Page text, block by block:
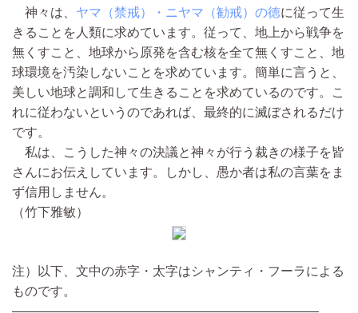
神々は、 ヤマ（禁戒）・ニヤマ（勧戒）の徳に従って生
きることを人類に求めています。従って、地上から戦争を
無くすこと、地球から原発を含む核を全て無くすこと、地
球環境を汚染しないことを求めています。簡単に言うと、
美しい地球と調和して生きることを求めているのです。こ
れに従わないというのであれば、最終的に滅ぼされるだけ
です。
私は、こうした神々の決議と神々が行う裁きの様子を皆
さんにお伝えしています。しかし、愚か者は私の言葉をま
ず信用しません。
（竹下雅敏）
注）以下、文中の赤字・太字はシャンティ・フーラによる
ものです。